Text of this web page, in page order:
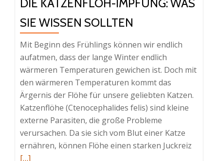
DIE KATZENFLOH-IMPFUNG: WAS
SIE WISSEN SOLLTEN
Mit Beginn des Frühlings können wir endlich
aufatmen, dass der lange Winter endlich
wärmeren Temperaturen gewichen ist. Doch mit
den wärmeren Temperaturen kommt das
Ärgernis der Flöhe für unsere geliebten Katzen.
Katzenflöhe (Ctenocephalides felis) sind kleine
externe Parasiten, die große Probleme
verursachen. Da sie sich vom Blut einer Katze
ernähren, können Flöhe einen starken Juckreiz
[…]